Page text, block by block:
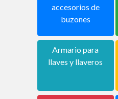
accesorios de
buzones
Armario para
llaves y llaveros